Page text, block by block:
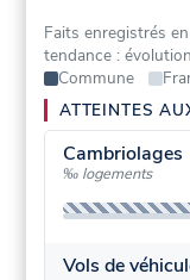
Faits enregistrés
tendance :
Commune
ATTEINTES
Cambriolages
‰ logements
Vols de